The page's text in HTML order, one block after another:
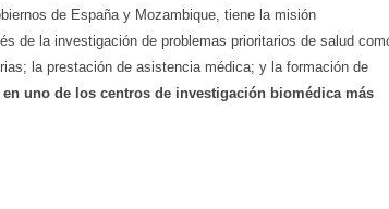
de España y Mozambique, tiene la misión
de la investigación de problemas prioritarios de salud
la prestación de asistencia médica; y la formación de
uno de los centros de investigación biomédica más